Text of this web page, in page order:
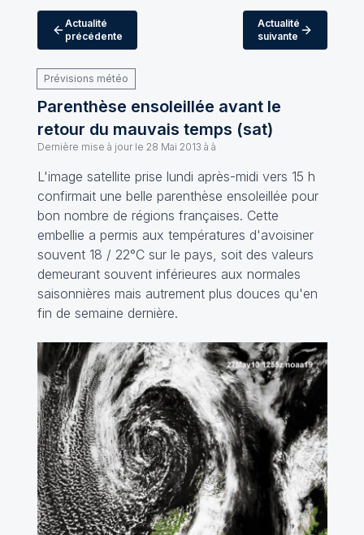
Actualité
précédente
Actualité
suivante
Prévisions météo
Parenthèse ensoleillée avant le
retour du mauvais temps (sat)
Dernière mise à jour le 28 Mai 2013 à à
L'image satellite prise lundi après-midi vers 15 h
confirmait une belle parenthèse ensoleillée pour
bon nombre de régions françaises. Cette
embellie a permis aux températures d'avoisiner
souvent 18 / 22°C sur le pays, soit des valeurs
demeurant souvent inférieures aux normales
saisonnières mais autrement plus douces qu'en
fin de semaine dernière.